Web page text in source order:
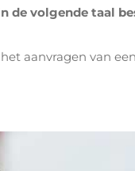
de volgende taal
aanvragen van